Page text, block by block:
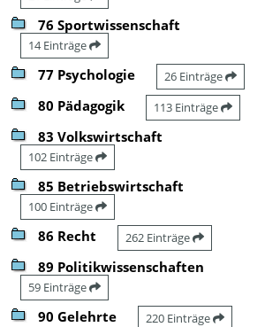
76 Sportwissenschaft
14 Einträge
77 Psychologie 26 Einträge
80 Pädagogik 113 Einträge
83 Volkswirtschaft
102 Einträge
85 Betriebswirtschaft
100 Einträge
86 Recht 262 Einträge
89 Politikwissenschaften
59 Einträge
90 Gelehrte 220 Einträge